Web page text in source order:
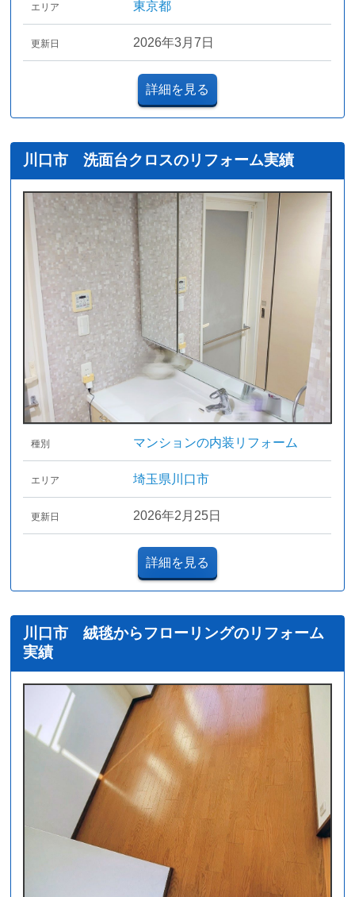
エリア 東京都
更新日 2026年3月7日
詳細を見る
川口市 洗面台クロスのリフォーム実績
種別 マンションの内装リフォーム
エリア 埼玉県川口市
更新日 2026年2月25日
詳細を見る
川口市 絨毯からフローリングのリフォーム
実績